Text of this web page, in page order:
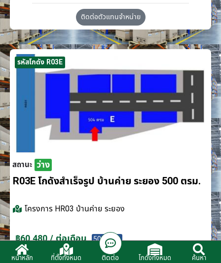
ติดต่อตัวแทนจำหน่าย
รหัสโกดัง R03E
สถานะ ว่าง
R03E โกดังสำเร็จรูป บ้านค่าย ระยอง 500 ตรม.
โครงการ HR03 บ้านค่าย ระยอง
฿60,480 / ต่อเดือน 500 ตรม.
หน้าหลัก ที่ตั้งทั้งหมด ติดต่อ โกดังทั้งหมด ค้นหา